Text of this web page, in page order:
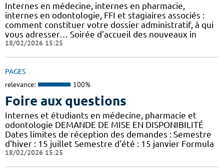
Internes en médecine, internes en pharmacie,
internes en odontologie, FFI et stagiaires associés :
comment constituer votre dossier administratif, à qui
vous adresser… Soirée d'accueil des nouveaux in
18/02/2026 15:25
PAGES
relevance: 100%
Foire aux questions
Internes et étudiants en médecine, pharmacie et
odontologie DEMANDE DE MISE EN DISPONIBILITÉ
Dates limites de réception des demandes : Semestre
d'hiver : 15 juillet Semestre d'été : 15 janvier Formula
18/02/2026 15:25